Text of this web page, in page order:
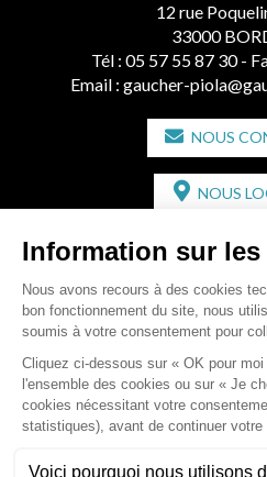
12 rue
33000
Tél : 05 57 55 87 30 -
Email : gaucher-
NOUS
NOUS
CABINET
2 bis Avenue
33350 ST MAGNE-
Tél :05 57 55 87 30 -
Email :gaucher-
NOUS
NOUS